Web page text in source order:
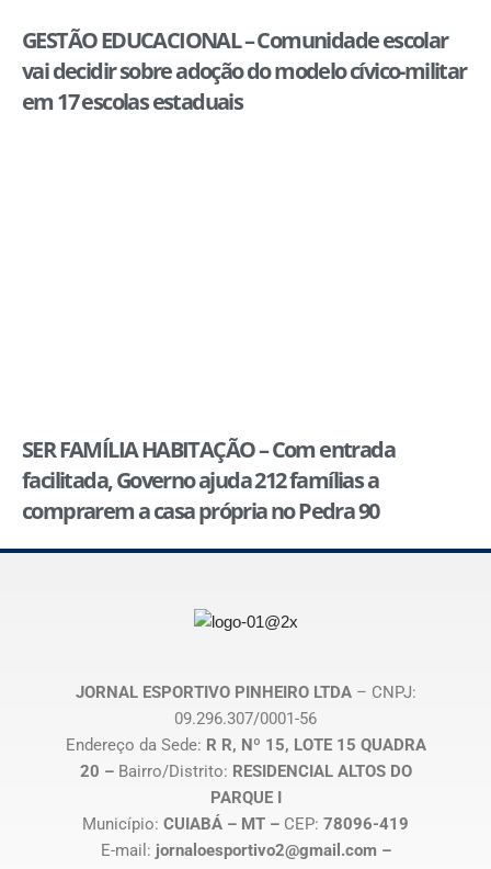
GESTÃO EDUCACIONAL – Comunidade escolar
vai decidir sobre adoção do modelo cívico-militar
em 17 escolas estaduais
SER FAMÍLIA HABITAÇÃO – Com entrada
facilitada, Governo ajuda 212 famílias a
comprarem a casa própria no Pedra 90
JORNAL ESPORTIVO PINHEIRO LTDA– CNPJ:
09.296.307/0001-56
Endereço da Sede: R R, Nº 15, LOTE 15 QUADRA
20 – Bairro/Distrito: RESIDENCIAL ALTOS DO
PARQUE I
Município: CUIABÁ – MT – CEP: 78096-419
E-mail: jornaloesportivo2@gmail.com –